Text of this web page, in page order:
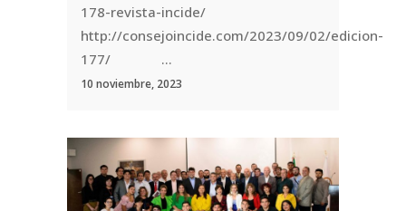
178-revista-incide/
http://consejoincide.com/2023/09/02/edicion-
177/ ...
10 noviembre, 2023